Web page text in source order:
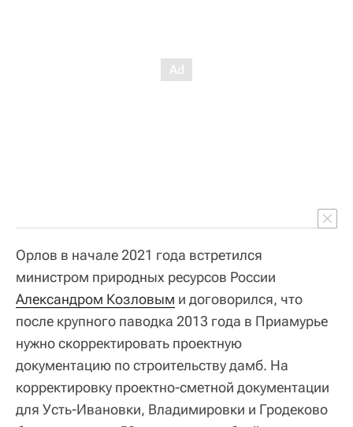
Орлов в начале 2021 года встретился
министром природных ресурсов России
Александром Козловым и договорился, что
после крупного паводка 2013 года в Приамурье
нужно скорректировать проектную
документацию по строительству дамб. На
корректировку проектно-сметной документации
для Усть-Ивановки, Владимировки и Гродеково